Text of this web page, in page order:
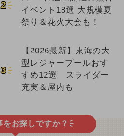
2
イベント18選 大規模夏
祭り＆花火大会も！
3
【2026最新】東海の大
型レジャープールおす
すめ12選 スライダー
充実＆屋内も
をお探しですか？